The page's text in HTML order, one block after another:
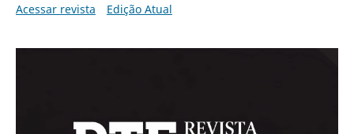
Acessar revista
Edição Atual